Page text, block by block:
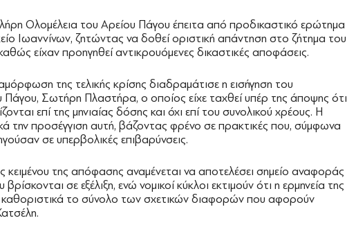
Ολομέλεια του Αρείου Πάγου έπειτα από προδικαστικό ερώτημα
Ιωαννίνων, ζητώντας να δοθεί οριστική απάντηση στο ζήτημα του
είχαν προηγηθεί αντικρουόμενες δικαστικές αποφάσεις.
της τελικής κρίσης διαδραμάτισε η εισήγηση του
Σωτήρη Πλαστήρα, ο οποίος είχε ταχθεί υπέρ της άποψης ότι
επί της μηνιαίας δόσης και όχι επί του συνολικού χρέους. Η
την προσέγγιση αυτή, βάζοντας φρένο σε πρακτικές που, σύμφωνα
σε υπερβολικές επιβαρύνσεις.
κειμένου της απόφασης αναμένεται να αποτελέσει σημείο αναφοράς
βρίσκονται σε εξέλιξη, ενώ νομικοί κύκλοι εκτιμούν ότι η ερμηνεία της
καθοριστικά το σύνολο των σχετικών διαφορών που αφορούν